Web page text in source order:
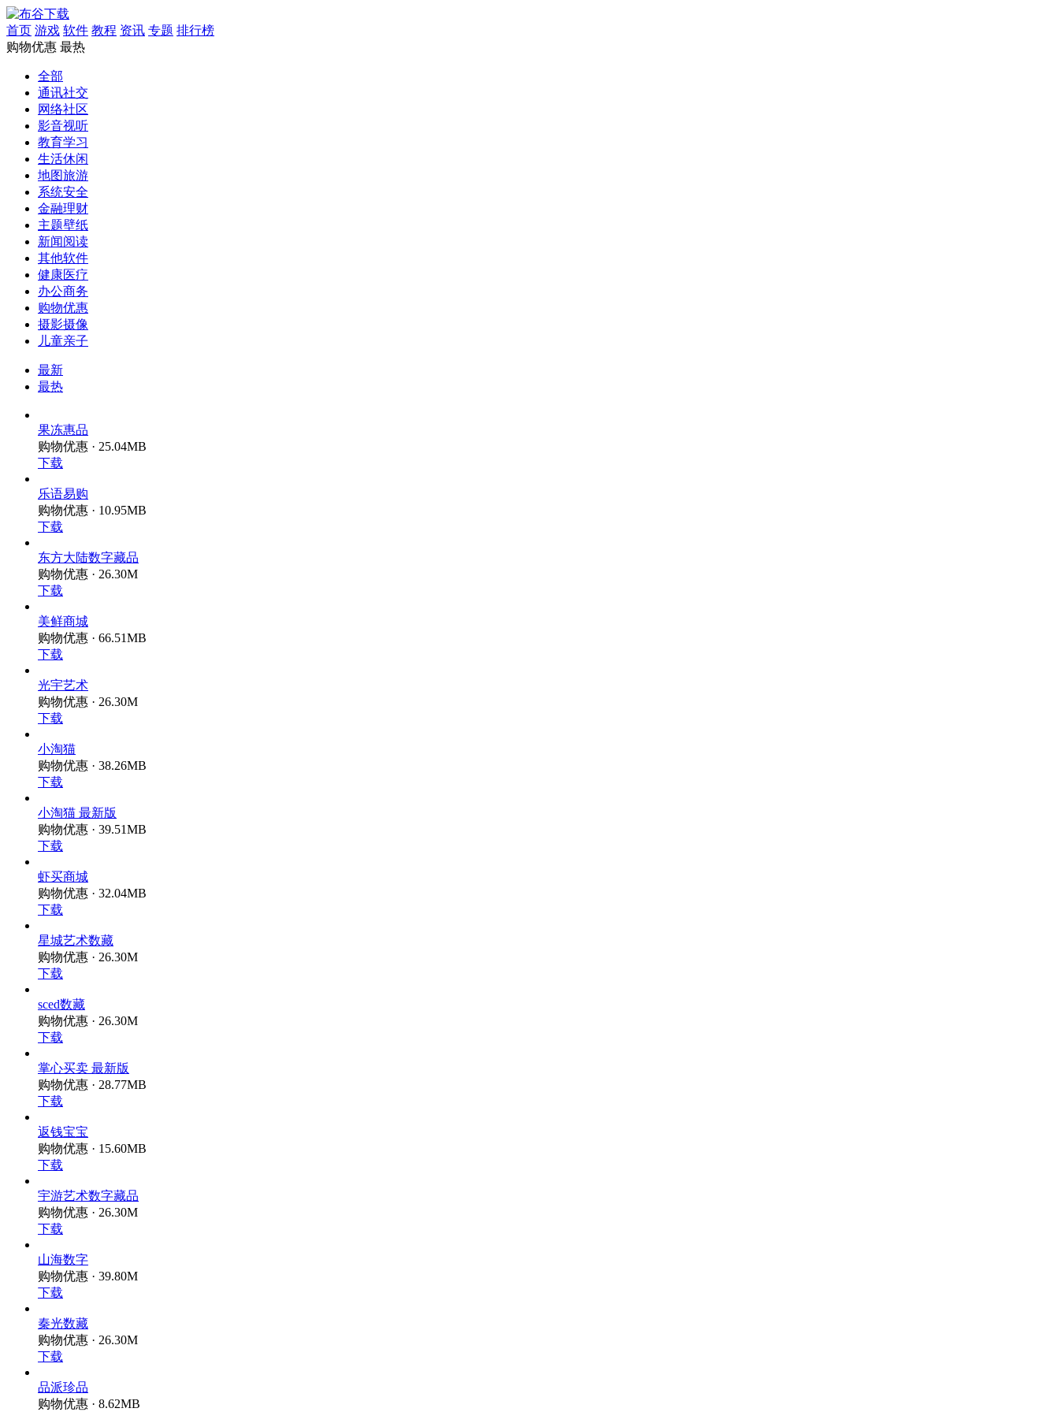
首页 游戏 软件 教程 资讯 专题 排行榜
购物优惠 最热
全部
通讯社交
网络社区
影音视听
教育学习
生活休闲
地图旅游
系统安全
金融理财
主题壁纸
新闻阅读
其他软件
健康医疗
办公商务
购物优惠
摄影摄像
儿童亲子
最新
最热
果冻惠品
购物优惠 · 25.04MB
下载
乐语易购
购物优惠 · 10.95MB
下载
东方大陆数字藏品
购物优惠 · 26.30M
下载
美鲜商城
购物优惠 · 66.51MB
下载
光宇艺术
购物优惠 · 26.30M
下载
小淘猫
购物优惠 · 38.26MB
下载
小淘猫 最新版
购物优惠 · 39.51MB
下载
虾买商城
购物优惠 · 32.04MB
下载
星城艺术数藏
购物优惠 · 26.30M
下载
sced数藏
购物优惠 · 26.30M
下载
掌心买卖 最新版
购物优惠 · 28.77MB
下载
返钱宝宝
购物优惠 · 15.60MB
下载
宇游艺术数字藏品
购物优惠 · 26.30M
下载
山海数字
购物优惠 · 39.80M
下载
秦光数藏
购物优惠 · 26.30M
下载
品派珍品
购物优惠 · 8.62MB